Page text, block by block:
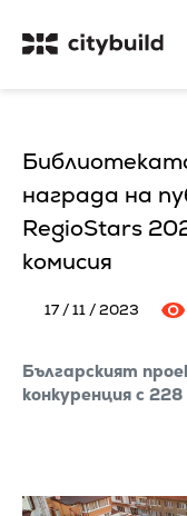
награда на
RegioStars
комисия
17 / 11 / 2023
Българският
конкуренция с